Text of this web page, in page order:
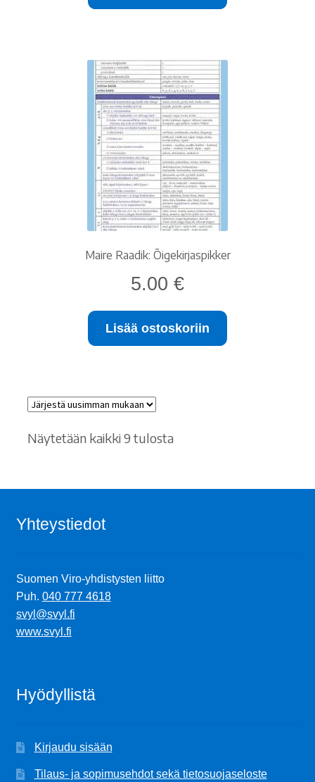
Maire Raadik: Õigekirjaspikker
5.00 €
Lisää ostoskoriin
Näytetään kaikki 9 tulostaSorted
Yhteystiedot
Suomen Viro-yhdistysten liitto
Puh. 040 777 4618
svyl@svyl.fi
www.svyl.fi
Hyödyllistä
Kirjaudu sisään
Tilaus- ja sopimusehdot sekä tietosuojaseloste